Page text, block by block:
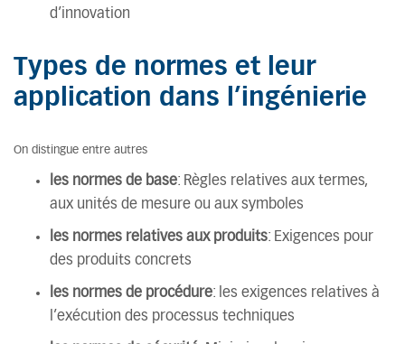
d’innovation
Types de normes et leur
application dans l’ingénierie
On distingue entre autres
les normes de base: Règles relatives aux termes,
aux unités de mesure ou aux symboles
les normes relatives aux produits: Exigences pour
des produits concrets
les normes de procédure: les exigences relatives à
l’exécution des processus techniques